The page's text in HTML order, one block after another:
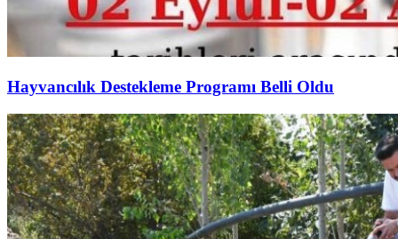
Hayvancılık Destekleme Programı Belli Oldu